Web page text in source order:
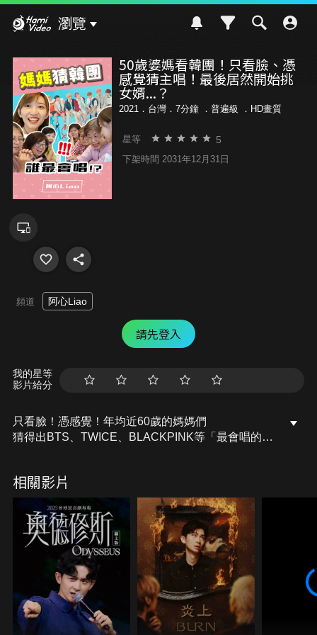
瀏覽
50歲婆媽看韓團！只看臉、憑
感覺猜主唱！最後居然開始挑
女婿...？
2021．台灣．7分鐘 ． 普遍級 ．HD畫質
星等 5
下架時間 2031年12月31日
頻道 阿心Liao
請先登入
我的星等
影片給分
只看臉！憑感覺！年均近60歲的媽媽們
猜得出BTS、TWICE、BLACKPINK等「最會唱的」
相關影片